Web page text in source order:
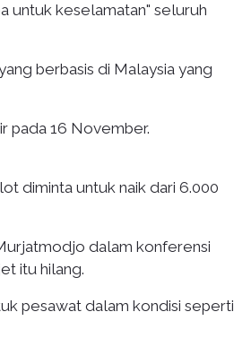
untuk keselamatan" seluruh
berbasis di Malaysia yang
pada 16 November.
diminta untuk naik dari 6.000
dalam konferensi
itu hilang.
pesawat dalam kondisi seperti